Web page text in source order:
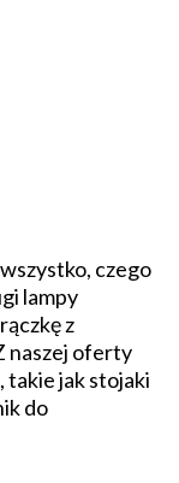
czego
lampy
z
naszej oferty
takie jak stojaki
do